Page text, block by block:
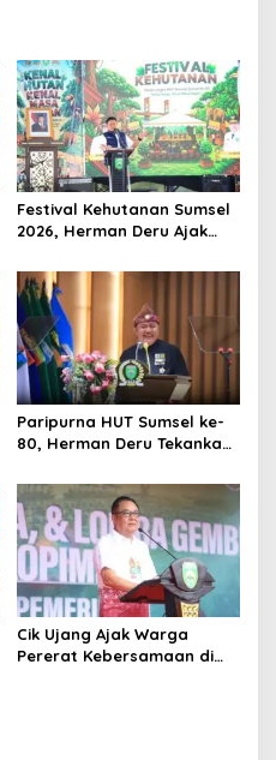
Festival Kehutanan Sumsel
2026, Herman Deru Ajak
Kelestarian Hutan
Paripurna HUT Sumsel ke-
80, Herman Deru Tekankan
Pembangunan
Berkelanjutan
Cik Ujang Ajak Warga
Pererat Kebersamaan di